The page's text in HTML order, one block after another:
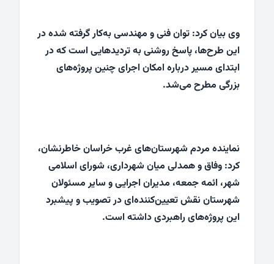
وی بیان کرد: توان فنی و مهندسی به‌کار گرفته شده در
این طرح‌ها، پاسخ روشنی به تردیدهایی است که در
ابتدای مسیر درباره امکان اجرای چنین پروژه‌های
بزرگی مطرح می‌شد.
نماینده مردم شهرستان‌های غرب خراسان خاطرنشان،
کرد: وفاق و همدلی میان شهرداری، شورای اسلامی
شهر، ائمه جمعه، مدیران اجرایی و سایر مسئولان
شهرستان نقش تعیین‌کننده‌ای در تصویب و پیشبرد
این پروژه‌های راهبردی داشته است.